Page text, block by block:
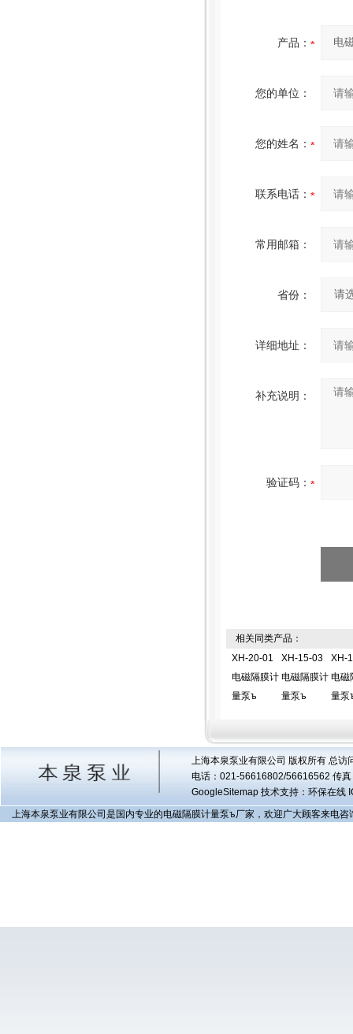
产品：
您的单位：
您的姓名：
联系电话：
常用邮箱：
省份：
详细地址：
补充说明：
验证码：
相关同类产品：
XH-20-01
电磁隔膜计
量泵ъ
XH-15-03
电磁隔膜计
量泵ъ
XH-
电磁
量泵
上海本泉泵业有限公司 版权所有 总访
电话：021-56616802/56616562 传
GoogleSitemap技术支持：环保在线
上海本泉泵业有限公司是国内专业的电磁隔膜计量泵ъ厂家，欢迎广大顾客来电咨